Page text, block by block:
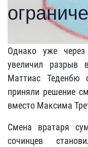
Однако уже
увеличил разрыв
Маттиас Теденбю
приняли решение
вместо Максима
Смена вратаря
сочинцев